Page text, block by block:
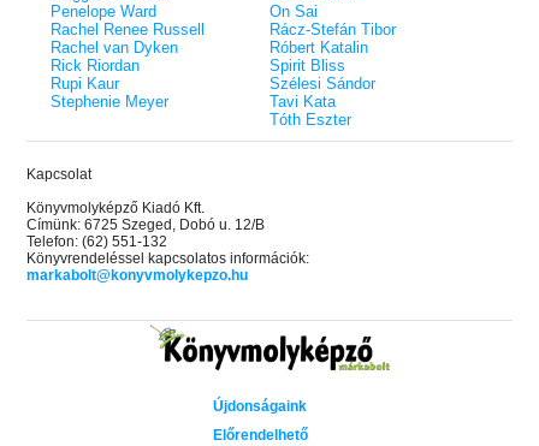
Penelope Ward
Rachel Renee Russell
Rachel van Dyken
Rick Riordan
Rupi Kaur
Stephenie Meyer
On Sai
Rácz-Stefán Tibor
Róbert Katalin
Spirit Bliss
Szélesi Sándor
Tavi Kata
Tóth Eszter
Kapcsolat
Könyvmolyképző Kiadó Kft.
Címünk: 6725 Szeged, Dobó u. 12/B
Telefon: (62) 551-132
Könyvrendeléssel kapcsolatos információk:
markabolt@konyvmolykepzo.hu
Újdonságaink
Előrendelhető